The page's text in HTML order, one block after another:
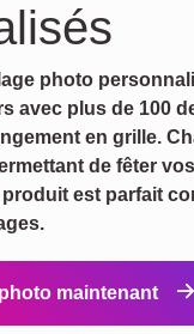
photo
avec plus de 100
en grille.
de fêter
produit est parfait
maintenant